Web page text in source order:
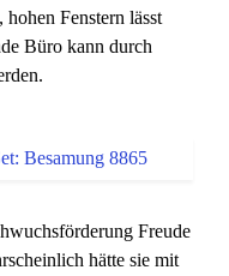
Fenstern lässt
Büro kann durch
Freude
hätte sie mit